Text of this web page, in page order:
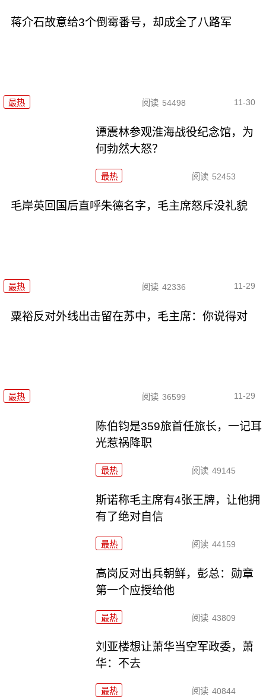
蒋介石故意给3个倒霉番号，却成全了八路军
最热 阅读 54498 11-30
谭震林参观淮海战役纪念馆，为
何勃然大怒？
最热 阅读 52453
毛岸英回国后直呼朱德名字，毛主席怒斥没礼貌
最热 阅读 42336 11-29
粟裕反对外线出击留在苏中，毛主席：你说得对
最热 阅读 36599 11-29
陈伯钧是359旅首任旅长，一记耳
光惹祸降职
最热 阅读 49145
斯诺称毛主席有4张王牌，让他拥
有了绝对自信
最热 阅读 44159
高岗反对出兵朝鲜，彭总：勋章
第一个应授给他
最热 阅读 43809
刘亚楼想让萧华当空军政委，萧
华：不去
最热 阅读 40844